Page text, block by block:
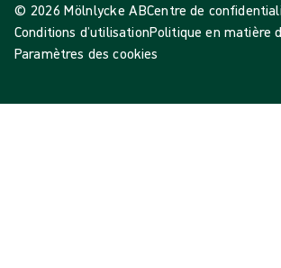
© 2026 Mölnlycke ABCentre de
Conditions d’utilisationPolitique en matière
Paramètres des cookies